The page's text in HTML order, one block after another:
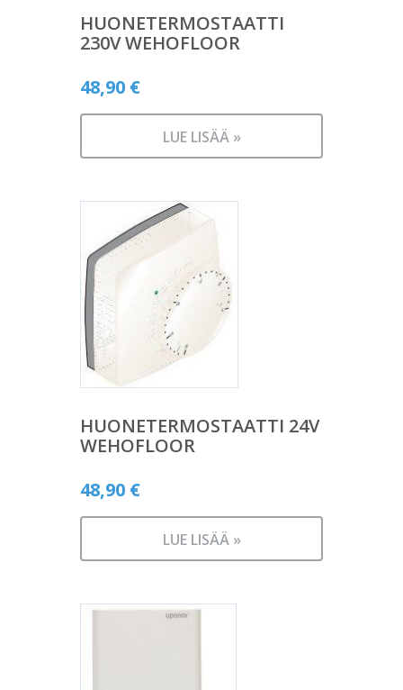
HUONETERMOSTAATTI
230V WEHOFLOOR
48,90 €
LUE LISÄÄ »
HUONETERMOSTAATTI 24V
WEHOFLOOR
48,90 €
LUE LISÄÄ »